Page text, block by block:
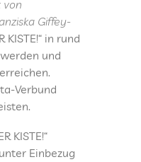
von
Giffey-
KISTE!“ in rund
und
Verbund
KISTE!“
Einbezug